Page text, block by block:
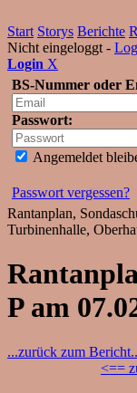
Start Storys Berichte
Nicht eingeloggt -
Login X
BS-Nummer oder
Passwort:
Angemeldet
Passwort vergessen?
Rantanplan,
Turbinenhalle,
P am
...zurück zum
<==